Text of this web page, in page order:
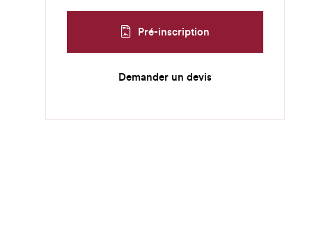
Pré-inscription
Demander un devis